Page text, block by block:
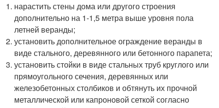
нарастить стены дома или другого строения
дополнительно на 1-1,5 метра выше уровня пола
летней веранды;
установить дополнительное ограждение веранды в
виде стального, деревянного или бетонного парапета;
установить стойки в виде стальных труб круглого или
прямоугольного сечения, деревянных или
железобетонных столбиков и обтянуть их прочной
металлической или капроновой сеткой согласно